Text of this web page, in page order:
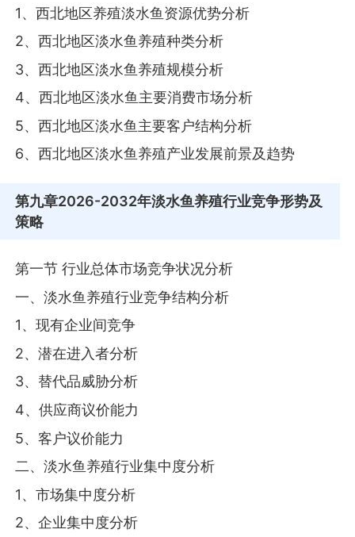
1、西北地区养殖淡水鱼资源优势分析
2、西北地区淡水鱼养殖种类分析
3、西北地区淡水鱼养殖规模分析
4、西北地区淡水鱼主要消费市场分析
5、西北地区淡水鱼主要客户结构分析
6、西北地区淡水鱼养殖产业发展前景及趋势
第九章2026-2032年淡水鱼养殖行业竞争形势及
策略
第一节 行业总体市场竞争状况分析
一、淡水鱼养殖行业竞争结构分析
1、现有企业间竞争
2、潜在进入者分析
3、替代品威胁分析
4、供应商议价能力
5、客户议价能力
二、淡水鱼养殖行业集中度分析
1、市场集中度分析
2、企业集中度分析